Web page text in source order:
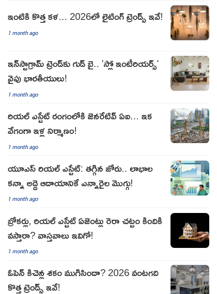
ఇంటికి కొత్త కళ... 2026లో లైటింగ్ ట్రెండ్స్ ఇవే!
1 month ago
ఇన్‌స్టాగ్రామ్ ట్రెండ్‌కు గుడ్ బై.. 'స్లో ఇంటీరియర్స్'
వైపు భారతీయులు!
1 month ago
రియల్ ఎస్టేట్ రంగంలోకి జెనరేటివ్ ఏఐ... ఇక
వేగంగా ఇళ్ల నిర్మాణం!
1 month ago
యూఎస్ రియల్ ఎస్టేట్: తగ్గిన జోరు.. లాభాల
కన్నా అద్దె ఆదాయానికే ఎన్నారైల మొగ్గు!
1 month ago
బ్రోకర్లు, రియల్ ఎస్టేట్ ఏజెంట్లు రెరా చట్టం కిందికి
వస్తారా? వాస్తవాలు ఇవిగో!
1 month ago
ఓపెన్ కిచెన్ల శకం ముగిసిందా? 2026 వంటగది
కొత్త ట్రెండ్స్ ఇవే!